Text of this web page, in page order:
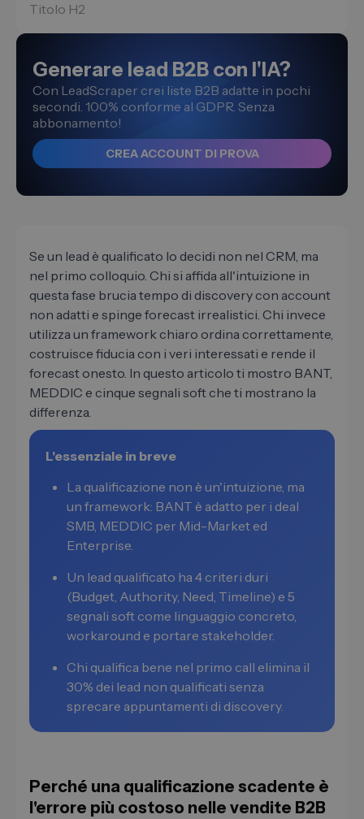
Titolo H2
Generare lead B2B con l'IA?
Con LeadScraper crei liste B2B adatte in pochi
secondi. 100% conforme al GDPR. Senza
abbonamento!
CREA ACCOUNT DI PROVA
Se un lead è qualificato lo decidi non nel CRM, ma
nel primo colloquio. Chi si affida all'intuizione in
questa fase brucia tempo di discovery con account
non adatti e spinge forecast irrealistici. Chi invece
utilizza un framework chiaro ordina correttamente,
costruisce fiducia con i veri interessati e rende il
forecast onesto. In questo articolo ti mostro BANT,
MEDDIC e cinque segnali soft che ti mostrano la
differenza.
L'essenziale in breve
La qualificazione non è un'intuizione, ma
un framework: BANT è adatto per i deal
SMB, MEDDIC per Mid-Market ed
Enterprise.
Un lead qualificato ha 4 criteri duri
(Budget, Authority, Need, Timeline) e 5
segnali soft come linguaggio concreto,
workaround e portare stakeholder.
Chi qualifica bene nel primo call elimina il
30% dei lead non qualificati senza
sprecare appuntamenti di discovery.
Perché una qualificazione scadente è
l'errore più costoso nelle vendite B2B